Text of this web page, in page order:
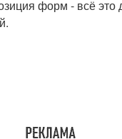
форм - всё это